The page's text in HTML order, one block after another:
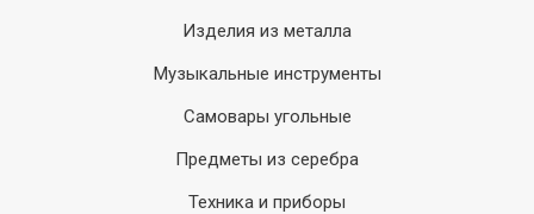
Изделия из металла
Музыкальные инструменты
Самовары угольные
Предметы из серебра
Техника и приборы